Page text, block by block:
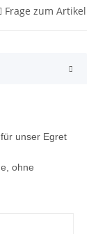
Frage zum Artikel
unser Egret
ohne